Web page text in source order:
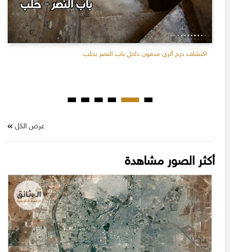
اكتشاف درج أثري مدفون داخل باب النصر بحلب
عرض الكل
أكثر الصور مشاهدة